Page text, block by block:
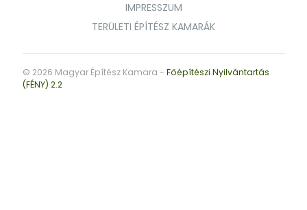
IMPRESSZUM
TERÜLETI ÉPÍTÉSZ KAMARÁK
© 2026 Magyar Építész Kamara - Főépítészi Nyilvántartás
(FÉNY) 2.2